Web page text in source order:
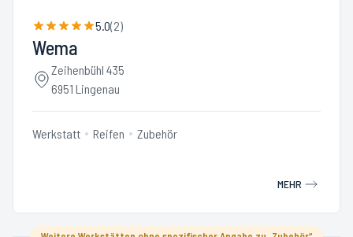
5.0(2)
Wema
Zeihenbühl 435
6951 Lingenau
Werkstatt Reifen Zubehör
MEHR